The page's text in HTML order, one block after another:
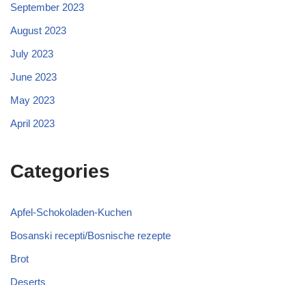
September 2023
August 2023
July 2023
June 2023
May 2023
April 2023
Categories
Apfel-Schokoladen-Kuchen
Bosanski recepti/Bosnische rezepte
Brot
Deserts